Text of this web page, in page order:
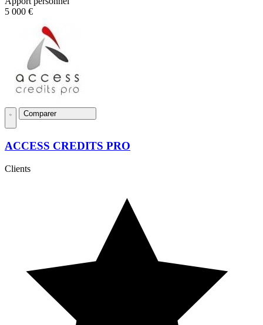
5 000 €
Comparer
ACCESS CREDITS PRO
Clients